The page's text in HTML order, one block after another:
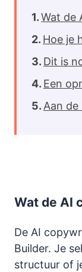
Wat de
Hoe je
Dit is
Een
Aan de
Wat de AI
De AI
Builder. Je
structuur of